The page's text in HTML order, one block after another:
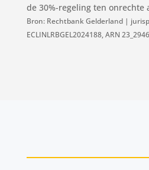
de 30%-regeling ten onrechte
Bron: Rechtbank Gelderland |
ECLINLRBGEL2024188, ARN